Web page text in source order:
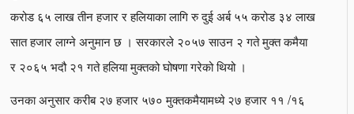
करोड ६५ लाख तीन हजार र हलियाका लागि रु दुई अर्ब ५५ करोड ३४ लाख
सात हजार लाग्ने अनुमान छ । सरकारले २०५७ साउन २ गते मुक्त कमैया
र २०६५ भदौ २१ गते हलिया मुक्तको घोषणा गरेको थियो ।
उनका अनुसार करीब २७ हजार ५७० मुक्तकमैयामध्ये २७ हजार ११ /१६